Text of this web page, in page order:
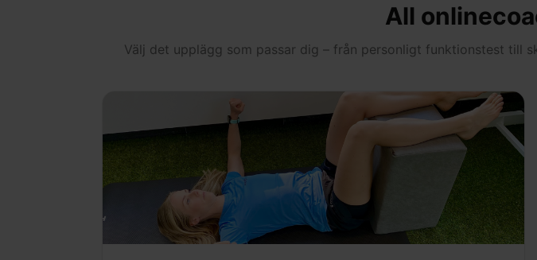
All
Välj det upplägg som passar dig – från personligt funktionstest till